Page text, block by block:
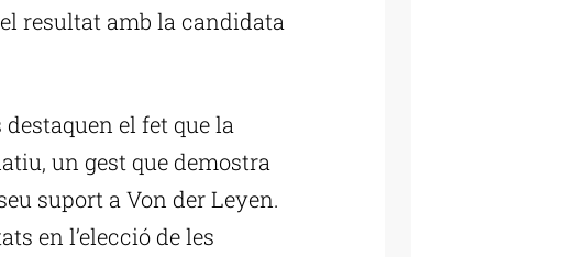
resultat amb la candidata
el fet que la
un gest que demostra
suport a Von der Leyen.
en l’elecció de les